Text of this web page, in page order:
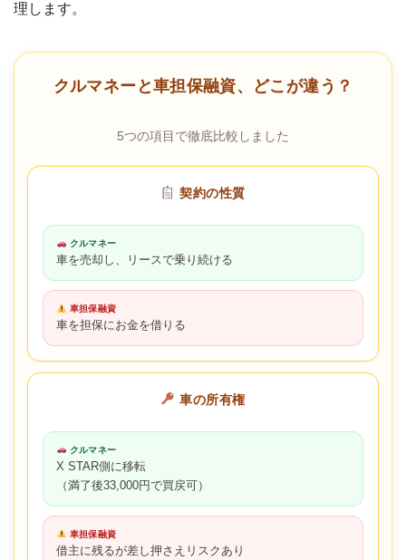
理します。
クルマネーと車担保融資、どこが違う？
5つの項目で徹底比較しました
契約の性質
クルマネー
車を売却し、リースで乗り続ける
車担保融資
車を担保にお金を借りる
車の所有権
クルマネー
X STAR側に移転
（満了後33,000円で買戻可）
車担保融資
借主に残るが差し押さえリスクあり